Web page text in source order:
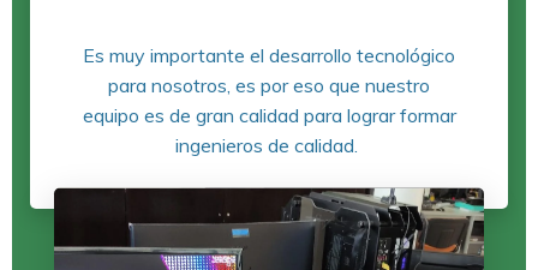
Es muy importante el desarrollo tecnológico
para nosotros, es por eso que nuestro
equipo es de gran calidad para lograr formar
ingenieros de calidad.